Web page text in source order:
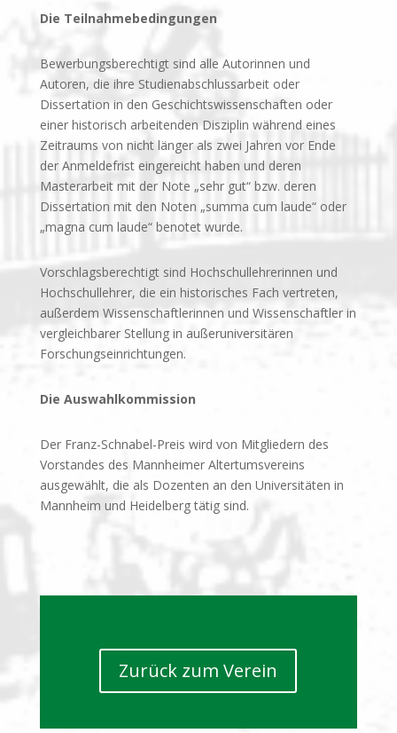
Die Teilnahmebedingungen
Bewerbungsberechtigt sind alle Autorinnen und
Autoren, die ihre Studienabschlussarbeit oder
Dissertation in den Geschichtswissenschaften oder
einer historisch arbeitenden Disziplin während eines
Zeitraums von nicht länger als zwei Jahren vor Ende
der Anmeldefrist eingereicht haben und deren
Masterarbeit mit der Note „sehr gut“ bzw. deren
Dissertation mit den Noten „summa cum laude“ oder
„magna cum laude“ benotet wurde.
Vorschlagsberechtigt sind Hochschullehrerinnen und
Hochschullehrer, die ein historisches Fach vertreten,
außerdem Wissenschaftlerinnen und Wissenschaftler in
vergleichbarer Stellung in außeruniversitären
Forschungseinrichtungen.
Die Auswahlkommission
Der Franz-Schnabel-Preis wird von Mitgliedern des
Vorstandes des Mannheimer Altertumsvereins
ausgewählt, die als Dozenten an den Universitäten in
Mannheim und Heidelberg tätig sind.
Zurück zum Verein